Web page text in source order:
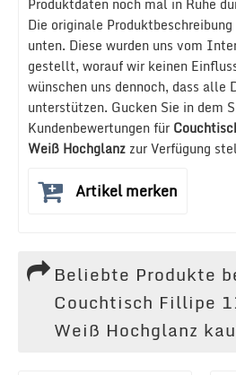
Die originale
unten. Diese wurden uns vom
gestellt, worauf wir keinen
wünschen uns dennoch, dass alle
unterstützen. Gucken Sie in dem
Kundenbewertungen für
Weiß Hochglanz zur Verfügung
Artikel merken
Beliebte Produkte
Couchtisch Fillipe
Weiß Hochglanz